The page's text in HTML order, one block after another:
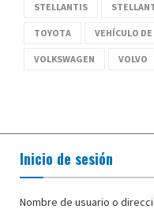
STELLANTIS
TOYOTA VEHÍCULO
VOLKSWAGEN VOLVO
Inicio de sesión
Nombre de usuario o